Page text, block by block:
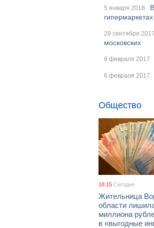
5 января 2018
гипермаркетах
29 сентября 2017
московских
8 февраля 2017
6 февраля 2017
Общество
18:15 Сегодня
Жительница
области
миллиона
в «выгодные